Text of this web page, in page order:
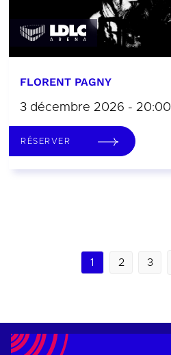
FLORENT PAGNY
3 décembre 2026 - 20:00
RÉSERVER
1 2 3